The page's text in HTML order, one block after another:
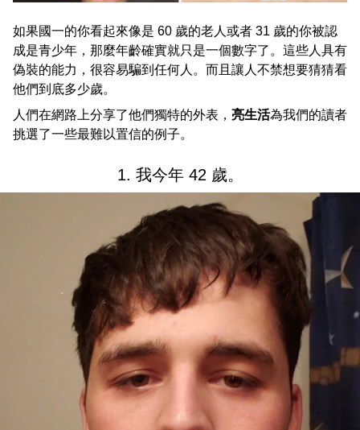
如果國一的你看起來像是 60 歲的老人或者 31 歲的你被認
成是青少年，那麼年齡確實就只是一個數字了。這些人具有
偽裝的能力，很容易騙到任何人。而且讓人不禁想要猜猜看
他們到底多少歲。
人們在網路上分享了他們獨特的外表， 亮生活為我們的讀者
挑選了一些最難以置信的例子。
1. 我今年 42 歲。